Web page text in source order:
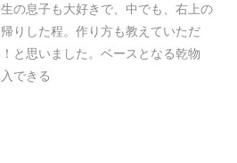
の息子も大好きで、中でも、右上の
りした程。作り方も教えていただ
と思いました。ベースとなる乾物
できる